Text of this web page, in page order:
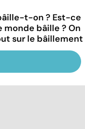
t-on ? Est-ce
monde bâille ? On
sur le bâillement